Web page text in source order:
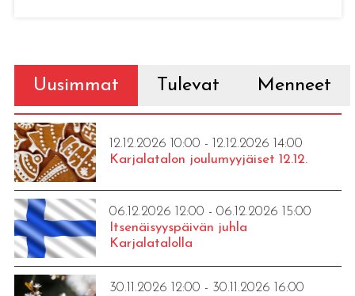
Uusimmat Tulevat Menneet
12.12.2026 10:00 - 12.12.2026 14:00
Karjalatalon joulumyyjäiset 12.12.
06.12.2026 12:00 - 06.12.2026 15:00
Itsenäisyyspäivän juhla
Karjalatalolla
30.11.2026 12:00 - 30.11.2026 16:00